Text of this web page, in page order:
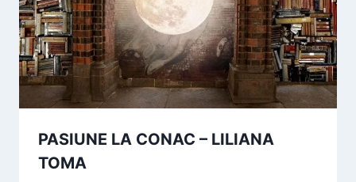
PASIUNE LA CONAC – LILIANA
TOMA